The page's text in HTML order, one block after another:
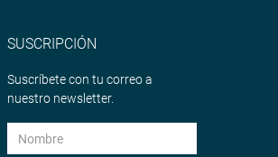
SUSCRIPCIÓN
Suscríbete con tu correo a
nuestro newsletter.